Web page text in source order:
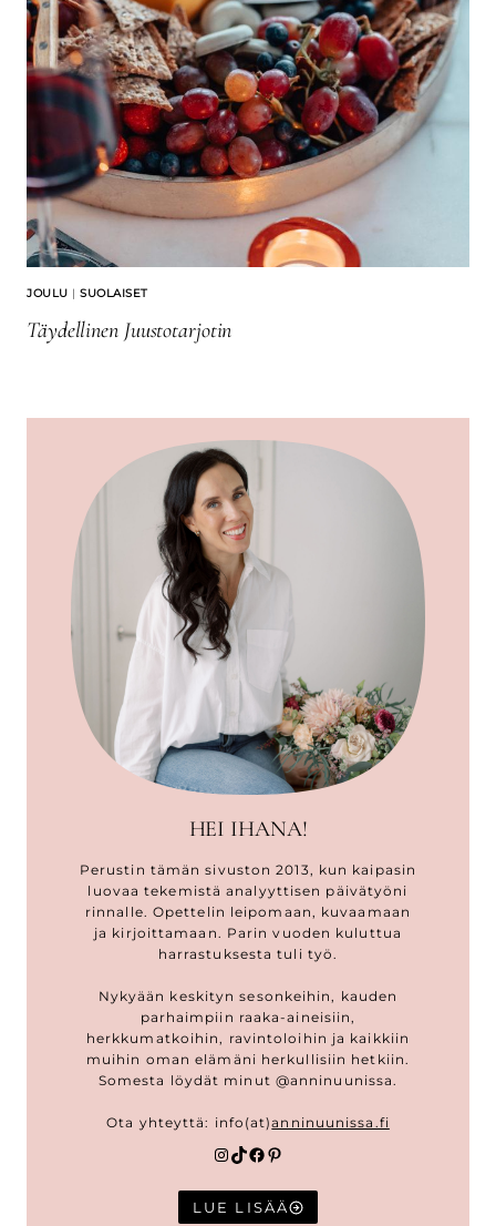
JOULU | SUOLAISET
Täydellinen Juustotarjotin
HEI IHANA!
Perustin tämän sivuston 2013, kun kaipasin
luovaa tekemistä analyyttisen päivätyöni
rinnalle. Opettelin leipomaan, kuvaamaan
ja kirjoittamaan. Parin vuoden kuluttua
harrastuksesta tuli työ.
Nykyään keskityn sesonkeihin, kauden
parhaimpiin raaka-aineisiin,
herkkumatkoihin, ravintoloihin ja kaikkiin
muihin oman elämäni herkullisiin hetkiin.
Somesta löydät minut @anninuunissa.
Ota yhteyttä: info(at)anninuunissa.fi
Instagram
TikTok
Facebook
Pinterest
LUE LISÄÄ